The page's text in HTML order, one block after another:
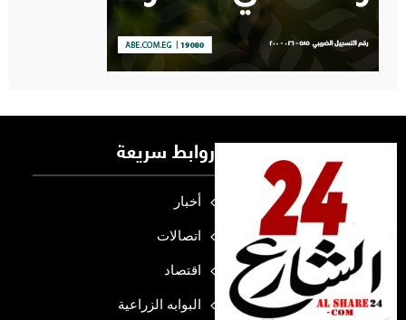
روابط سريعة
أخبار
اتصالات
اقتصاد
البوابه الزراعية